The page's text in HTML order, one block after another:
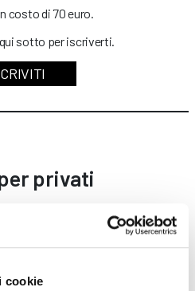
cookie
costo di 70 euro.
sotto per iscriverti.
privati
con crediti ECM
La formazione rilascerà5,2 crediti